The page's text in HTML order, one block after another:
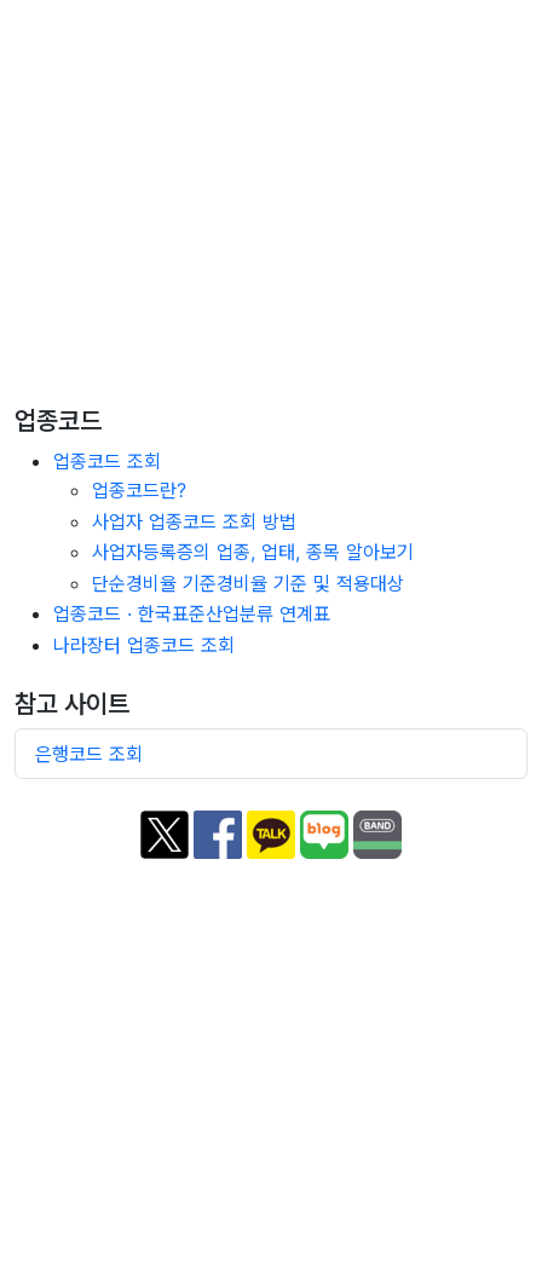
업종코드
업종코드 조회
업종코드란?
사업자 업종코드 조회 방법
사업자등록증의 업종, 업태, 종목 알아보기
단순경비율 기준경비율 기준 및 적용대상
업종코드 · 한국표준산업분류 연계표
나라장터 업종코드 조회
참고 사이트
은행코드 조회